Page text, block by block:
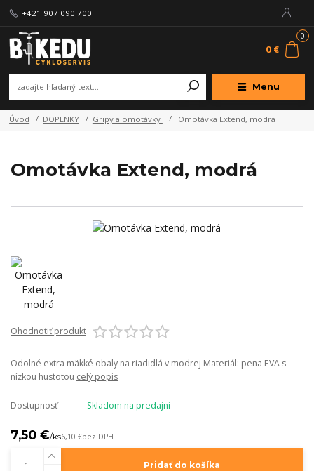
Menu
+421 907 090 700
0
0 €
Úvod DOPLNKY Gripy a omotávky Omotávka Extend, modrá
Omotávka Extend, modrá
Ohodnotiť produkt
Odolné extra mäkké obaly na riadidlá v modrej Materiál: pena EVA s
nízkou hustotou celý popis
Dostupnosť Skladom na predajni
7,50 €/ks6,10 €bez DPH
Pridať do košíka